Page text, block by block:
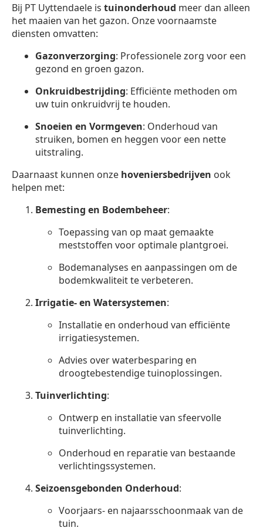
Bij PT Uyttendaele is tuinonderhoud meer dan alleen
het maaien van het gazon. Onze voornaamste
diensten omvatten:
Gazonverzorging: Professionele zorg voor een
gezond en groen gazon.
Onkruidbestrijding: Efficiënte methoden om
uw tuin onkruidvrij te houden.
Snoeien en Vormgeven: Onderhoud van
struiken, bomen en heggen voor een nette
uitstraling.
Daarnaast kunnen onze hoveniersbedrijven ook
helpen met:
Bemesting en Bodembeheer:
Toepassing van op maat gemaakte
meststoffen voor optimale plantgroei.
Bodemanalyses en aanpassingen om de
bodemkwaliteit te verbeteren.
Irrigatie- en Watersystemen:
Installatie en onderhoud van efficiënte
irrigatiesystemen.
Advies over waterbesparing en
droogtebestendige tuinoplossingen.
Tuinverlichting:
Ontwerp en installatie van sfeervolle
tuinverlichting.
Onderhoud en reparatie van bestaande
verlichtingssystemen.
Seizoensgebonden Onderhoud:
Voorjaars- en najaarsschoonmaak van de
tuin.